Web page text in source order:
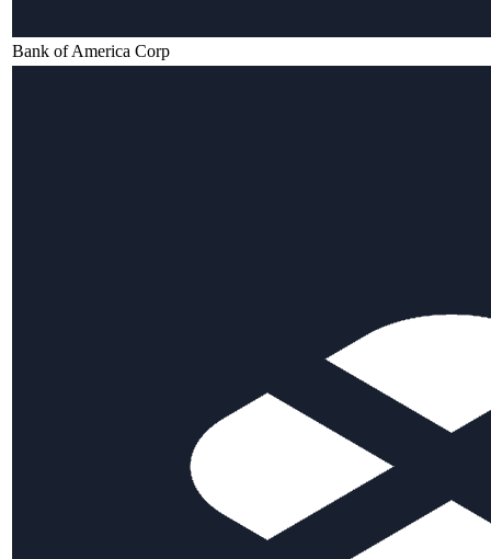
Bank of America Corp